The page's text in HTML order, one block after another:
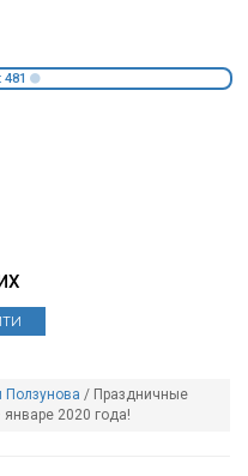
481
Ползунова / Праздничные
2020 года!